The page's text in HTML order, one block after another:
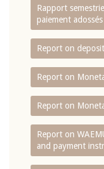
Rapport
paiement
Report on
Report on
Report on
Report on
and payment